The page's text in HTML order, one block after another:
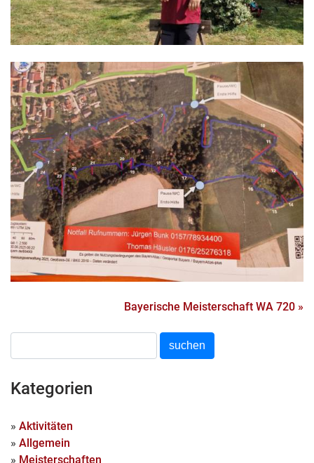
Bayerische Meisterschaft WA 720 »
Kategorien
» Aktivitäten
» Allgemein
» Meisterschaften